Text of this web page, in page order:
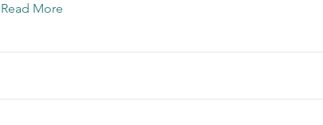
Read More